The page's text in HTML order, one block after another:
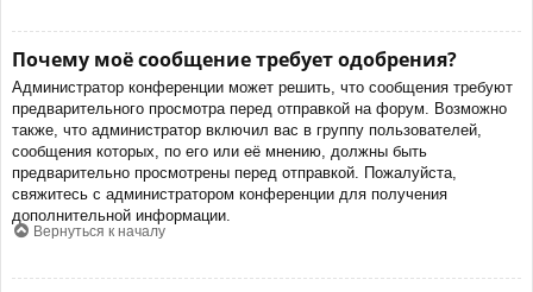
Почему моё сообщение требует одобрения?
Администратор конференции может решить, что сообщения требуют
предварительного просмотра перед отправкой на форум. Возможно
также, что администратор включил вас в группу пользователей,
сообщения которых, по его или её мнению, должны быть
предварительно просмотрены перед отправкой. Пожалуйста,
свяжитесь с администратором конференции для получения
дополнительной информации.
Вернуться к началу